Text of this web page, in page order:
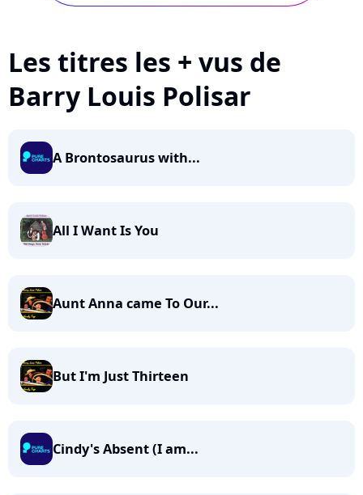
Les titres les + vus de
Barry Louis Polisar
A Brontosaurus with...
All I Want Is You
Aunt Anna came To Our...
But I'm Just Thirteen
Cindy's Absent (I am...